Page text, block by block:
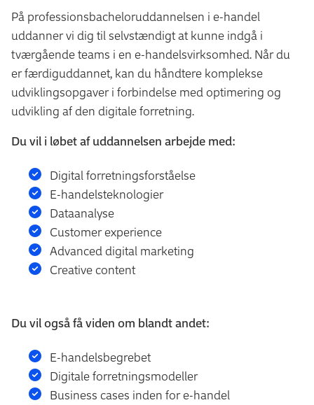
På professionsbacheloruddannelsen i e-handel
uddanner vi dig til selvstændigt at kunne indgå i
tværgående teams i en e-handelsvirksomhed. Når du
er færdiguddannet, kan du håndtere komplekse
udviklingsopgaver i forbindelse med optimering og
udvikling af den digitale forretning.
Du vil i løbet af uddannelsen arbejde med:
Digital forretningsforståelse
E-handelsteknologier
Dataanalyse
Customer experience
Advanced digital marketing
Creative content
Du vil også få viden om blandt andet:
E-handelsbegrebet
Digitale forretningsmodeller
Business cases inden for e-handel